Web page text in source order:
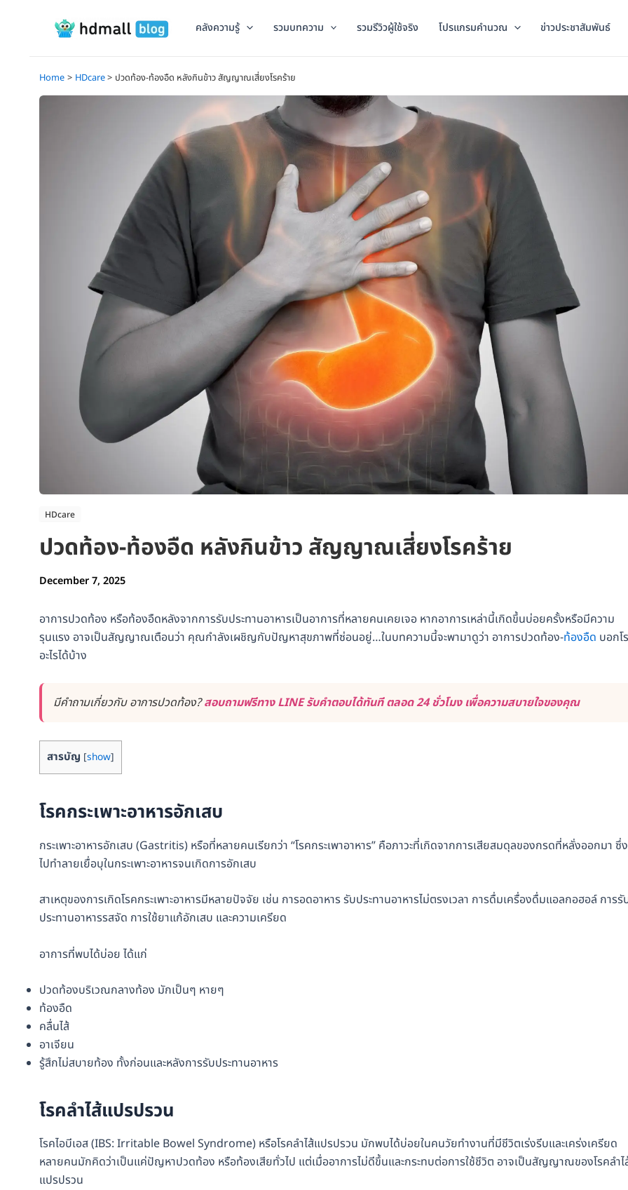
คลังความรู้ รวมบทความ รวมรีวิวผู้ใช้จริง โปรแกรมคำนวณ ข่าวประชาสัมพันธ์
Home HDcare ปวดท้อง-ท้องอืด หลังกินข้าว สัญญาณเสี่ยงโรคร้าย
HDcare
ปวดท้อง-ท้องอืด หลังกินข้าว สัญญาณเสี่ยงโรคร้าย
December 7, 2025
อาการปวดท้อง หรือท้องอืดหลังจากการรับประทานอาหารเป็นอาการที่หลายคนเคยเจอ หากอาการเหล่านี้เกิดขึ้นบ่อยครั้งหรือมีความ
รุนแรง อาจเป็นสัญญาณเตือนว่า คุณกำลังเผชิญกับปัญหาสุขภาพที่ซ่อนอยู่…ในบทความนี้จะพามาดูว่า อาการปวดท้อง-ท้องอืด บอกโ
อะไรได้บ้าง
มีคำถามเกี่ยวกับ อาการปวดท้อง?สอบถามฟรีทาง LINE รับคำตอบได้ทันที ตลอด 24 ชั่วโมง เพื่อความสบายใจของคุณ
สารบัญ [show]
โรคกระเพาะอาหารอักเสบ
กระเพาะอาหารอักเสบ (Gastritis) หรือที่หลายคนเรียกว่า “โรคกระเพาอาหาร” คือภาวะที่เกิดจากการเสียสมดุลของกรดที่หลั่งออกมา ซึ่ง
ไปทำลายเยื่อบุในกระเพาะอาหารจนเกิดการอักเสบ
สาเหตุของการเกิดโรคกระเพาะอาหารมีหลายปัจจัย เช่น การอดอาหาร รับประทานอาหารไม่ตรงเวลา การดื่มเครื่องดื่มแอลกอฮอล์ การรั
ประทานอาหารรสจัด การใช้ยาแก้อักเสบ และความเครียด
อาการที่พบได้บ่อย ได้แก่
ปวดท้องบริเวณกลางท้อง มักเป็นๆ หายๆ
ท้องอืด
คลื่นไส้
อาเจียน
รู้สึกไม่สบายท้อง ทั้งก่อนและหลังการรับประทานอาหาร
โรคลำไส้แปรปรวน
โรคไอบีเอส (IBS: Irritable Bowel Syndrome) หรือโรคลำไส้แปรปรวน มักพบได้บ่อยในคนวัยทำงานที่มีชีวิตเร่งรีบและเคร่งเครียด
หลายคนมักคิดว่าเป็นแค่ปัญหาปวดท้อง หรือท้องเสียทั่วไป แต่เมื่ออาการไม่ดีขึ้นและกระทบต่อการใช้ชีวิต อาจเป็นสัญญาณของโรคลำไ
แปรปรวน